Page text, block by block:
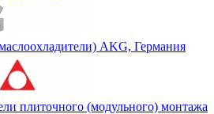
AKG, Германия
плиточного (модульного) монтажа